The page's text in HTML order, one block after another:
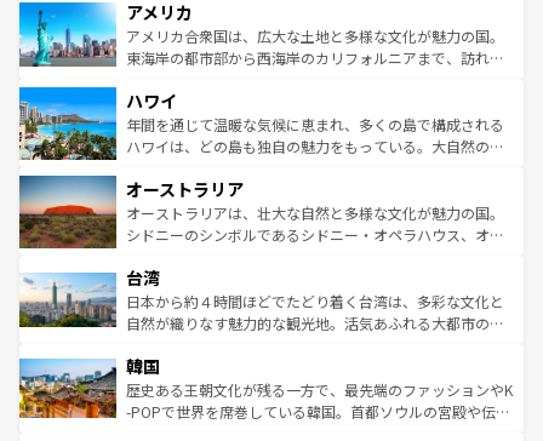
ンツ一覧を参照してほしい。
の建物がそのまま残る町や、スイスならではのユニークな
博物館もあり、アルプス観光だけでなく町歩きも満喫する
ことができる。国民の所得が高いため物価も高いが、旅行
ば市内交通費無料で観光を楽しむこともできる。 なお、新
着のスイス情報はコンテンツ一覧 を参照してほしい。
アメリカ
アメリカ合衆国は、広大な土地と多様な文化が魅力の国。
東海岸の都市部から西海岸のカリフォルニアまで、訪れる
のような巨大都市は、観光、ショッピング、エンターテイ
ンメントが詰まった刺激的なスポットだ。一方、アメリカ
西部には大自然が広がり、グランドキャニオンやイエロー
部のニューオーリンズでは、音楽と美食が融合した独特の
文化が魅力。旅行者はアメリカの各地域で異なる魅力を楽
しみながら、その多様性と豊かな歴史を感じることができ
ならではの贅沢な旅のスタイルだ。 なお、新着のアメリカ
情報はコンテンツ一覧を参照してほしい。
ハワイ
年間を通じて温暖な気候に恵まれ、多くの島で構成される
ハワイは、どの島も独自の魅力をもっている。大自然の神
ワイ島は見逃せない。また、定番の観光地といえばオアフ
島だが、静かな自然を求めるならマウイ島やカウアイ島が
おすすめ。エメラルドグリーンに輝く海をはじめ、豊かな
れるおもてなしの心で訪れる人々を迎えてくれるハワイの
人々、おいしいローカルフードやハワイアンミュージッ
ク、伝統的なフラダンスなど、すべてがハワイの魅力を彩
ワイを、存分に味わってほしい。 なお、新着のハワイ情報
はコンテンツ一覧を参照してほしい。
オーストラリア
オーストラリアは、壮大な自然と多様な文化が魅力の国。
シドニーのシンボルであるシドニー・オペラハウス、オー
リアリーフや大陸中央部にそびえるウルル（エアーズロッ
ク）、タスマニアの美しい原生林やケアンズの熱帯雨林な
ど、見どころがたくさん。また、カフェやワイン、オージ
いる。アクティビティも充実しており、サーフィンやダイ
ビング、ハイキングなど、アウトドア好きにはたまらな
い。オーストラリアの多彩な魅力を存分に味わいつくそ
台湾
日本から約４時間ほどでたどり着く台湾は、多彩な文化と
自然が織りなす魅力的な観光地。活気あふれる大都市の台
ン）、静ひつな山岳地帯である台湾東部など、都市の喧騒
と山間の静けさが共存しており、訪れる人に新しい発見と
驚きをもたらしてくれる。また、奥深い台湾の食文化も魅
韓国
歴史ある王朝文化が残る一方で、最先端のファッションやK
-POPで世界を席巻している韓国。首都ソウルの宮殿や伝統